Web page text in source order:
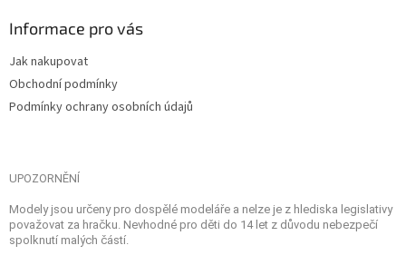
Informace pro vás
Jak nakupovat
Obchodní podmínky
Podmínky ochrany osobních údajů
UPOZORNĚNÍ
Modely jsou určeny pro dospělé modeláře a nelze je z hlediska legislativy
považovat za hračku. Nevhodné pro děti do 14 let z důvodu nebezpečí
spolknutí malých částí.